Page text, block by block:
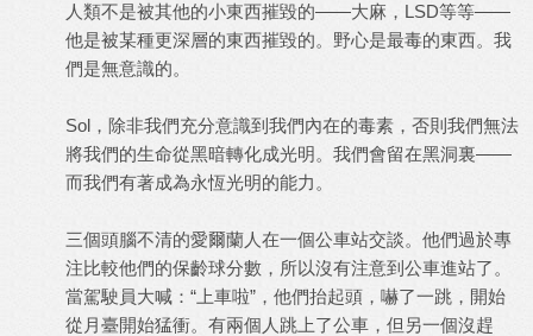
人類不是被其他的小東西摧毀的——大麻，LSD等等——
他是被某種更深層的東西摧毀的。野心是最毒的東西。我
們是無意識的。
Sol，除非我們充分意識到我們內在的毒素，否則我們無法
將我們的生命從黑暗轉化成光明。我們會留在黑洞裏——
而我們有著成為永恆光明的能力。
三個頭腦不清的愛爾蘭人在一個公車站交談。他們過於專
注比較他們的保齡球分數，所以沒有注意到公車進站了。
當駕駛員大喊：“上車啦”，他們抬起頭，嚇了一跳，開始
從月臺開始猛衝。有兩個人跳上了公車，但另一個沒趕